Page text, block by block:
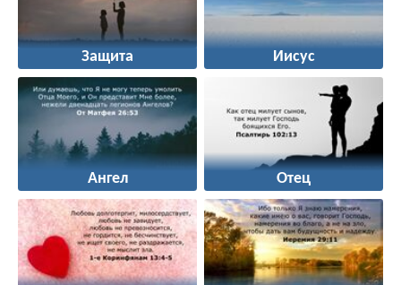
Защита Иисус
Ангел Отец